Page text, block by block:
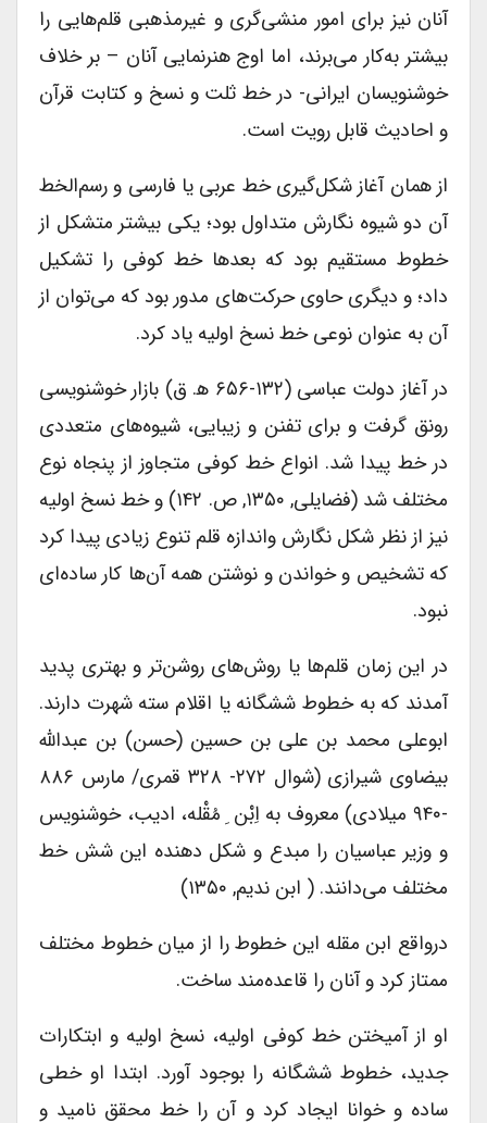
آنان نیز برای امور منشی‌گری و غیرمذهبی قلم‌هایی را
بیشتر به‌کار می‌برند، اما اوج هنرنمایی آنان – بر خلاف
خوشنویسان ایرانی- در خط ثلت و نسخ و کتابت قرآن
و احادیث قابل رویت است.
از همان آغاز شکل‌گیری خط عربی یا فارسی و رسم‌الخط
آن دو شیوه نگارش متداول بود؛ یکی بیشتر متشکل از
خطوط مستقیم بود که بعدها خط کوفی را تشکیل
داد؛ و دیگری حاوی حرکت‌های مدور بود که می‌توان از
آن به عنوان نوعی خط نسخ اولیه یاد کرد.
در آغاز دولت عباسی (۱۳۲-۶۵۶ ه‍. ق) بازار خوشنویسی
رونق گرفت و برای تفنن و زیبایی، شیوه‌های متعددی
در خط پیدا شد. انواع خط کوفی متجاوز از پنجاه نوع
مختلف شد (فضایلی, ۱۳۵۰, ص. ۱۴۲) و خط نسخ اولیه
نیز از نظر شکل نگارش واندازه قلم تنوع زیادی پیدا کرد
که تشخیص و خواندن و نوشتن همه آن‌ها کار ساده‌ای
نبود.
در این زمان قلم‌ها یا روش‌های روشن‌تر و بهتری پدید
آمدند که به خطوط ششگانه یا اقلام سته شهرت دارند.
ابوعلی محمد بن علی بن حسین (حسن) بن عبدالله
بیضاوی شیرازی (شوال ۲۷۲- ۳۲۸ قمری/ مارس ۸۸۶
-۹۴۰ میلادی) معروف به اِبْن ِ مُقْله، ادیب، خوشنویس
و وزیر عباسیان را مبدع و شکل دهنده این شش خط
مختلف می‌دانند. ( ابن ندیم, ۱۳۵۰)
درواقع ابن مقله این خطوط را از میان خطوط مختلف
ممتاز کرد و آنان را قاعده‌مند ساخت.
او از آمیختن خط کوفی اولیه، نسخ اولیه و ابتکارات
جدید، خطوط ششگانه را بوجود آورد. ابتدا او خطی
ساده و خوانا ایجاد کرد و آن را خط محقق نامید و